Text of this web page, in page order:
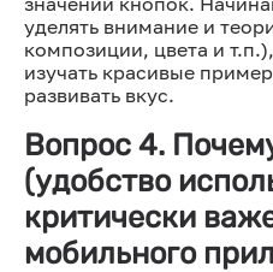
уделять внимание и
композиции, цвета и
изучать красивые
развивать вкус.
Вопрос 4.
(удобство
критически
мобильного